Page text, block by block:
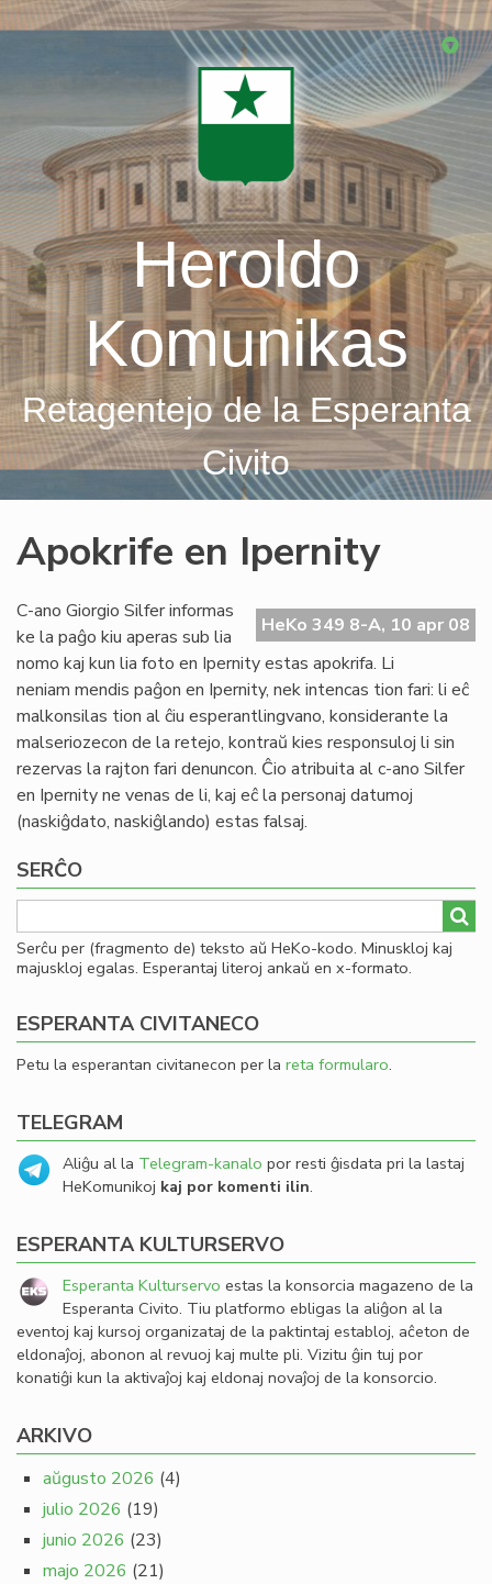
Skip
Heroldo
Komunikas
Retagentejo de la Esperanta
Civito
Apokrife en Ipernity
HeKo 349 8-A, 10 apr 08
C-ano Giorgio Silfer informas
ke la paĝo kiu aperas sub lia
nomo kaj kun lia foto en Ipernity estas apokrifa. Li
neniam mendis paĝon en Ipernity, nek intencas tion fari: li eĉ
malkonsilas tion al ĉiu esperantlingvano, konsiderante la
malseriozecon de la retejo, kontraŭ kies responsuloj li sin
rezervas la rajton fari denuncon. Ĉio atribuita al c-ano Silfer
en Ipernity ne venas de li, kaj eĉ la personaj datumoj
(naskiĝdato, naskiĝlando) estas falsaj.
SERĈO
Serĉu per (fragmento de) teksto aŭ HeKo-kodo. Minuskloj kaj
majuskloj egalas. Esperantaj literoj ankaŭ en x-formato.
ESPERANTA CIVITANECO
Petu la esperantan civitanecon per la reta formularo.
TELEGRAM
Aliĝu al la Telegram-kanalo por resti ĝisdata pri la lastaj
HeKomunikoj kaj por komenti ilin.
ESPERANTA KULTURSERVO
Esperanta Kulturservo estas la konsorcia magazeno de la
Esperanta Civito. Tiu platformo ebligas la aliĝon al la
eventoj kaj kursoj organizataj de la paktintaj establoj, aĉeton de
eldonaĵoj, abonon al revuoj kaj multe pli. Vizitu ĝin tuj por
konatiĝi kun la aktivaĵoj kaj eldonaj novaĵoj de la konsorcio.
ARKIVO
aŭgusto 2026 (4)
julio 2026 (19)
junio 2026 (23)
majo 2026 (21)